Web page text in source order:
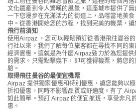
文化遺產到令人驚嘆的風景，這座城市提供了
一下您漫步在充滿活力的街道上，品嚐當地美
中。從香港開始您的旅程，找到完美的機票，讓
飛行前須知
使用Airpaz ，您可以輕鬆預訂從香港飛往曼谷
行社以來，我們了解每位旅客都在尋找不同的
經濟實惠。這就是為什麼Airpaz致力於為您提
的需求。只需點擊幾下，即可獲得機票，將您
驗。
取得飛往曼谷的最便宜機票
Airpaz 提供獨家優惠和特別優惠，讓您能夠以
折扣優惠，同時不影響品質或舒適度。有了
如此簡單。預訂 Airpaz 的便宜航班，享受非凡
惠。